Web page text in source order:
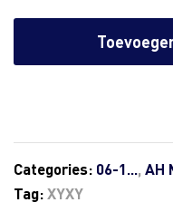
Categories: 06-1..., AH
Tag:XYXY